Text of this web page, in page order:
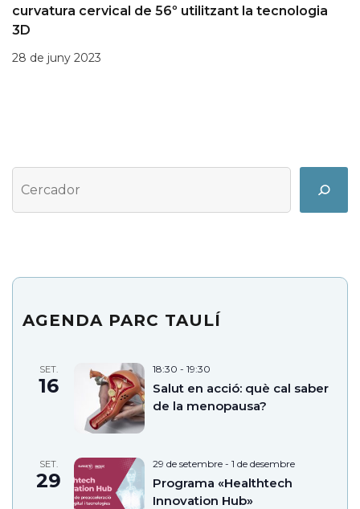
curvatura cervical de 56º utilitzant la tecnologia
3D
28 de juny 2023
Cerca
Search
AGENDA PARC TAULÍ
SET.
16
18:30 - 19:30
Salut en acció: què cal saber
de la menopausa?
SET.
29
29 de setembre - 1 de desembre
Programa «Healthtech
Innovation Hub»